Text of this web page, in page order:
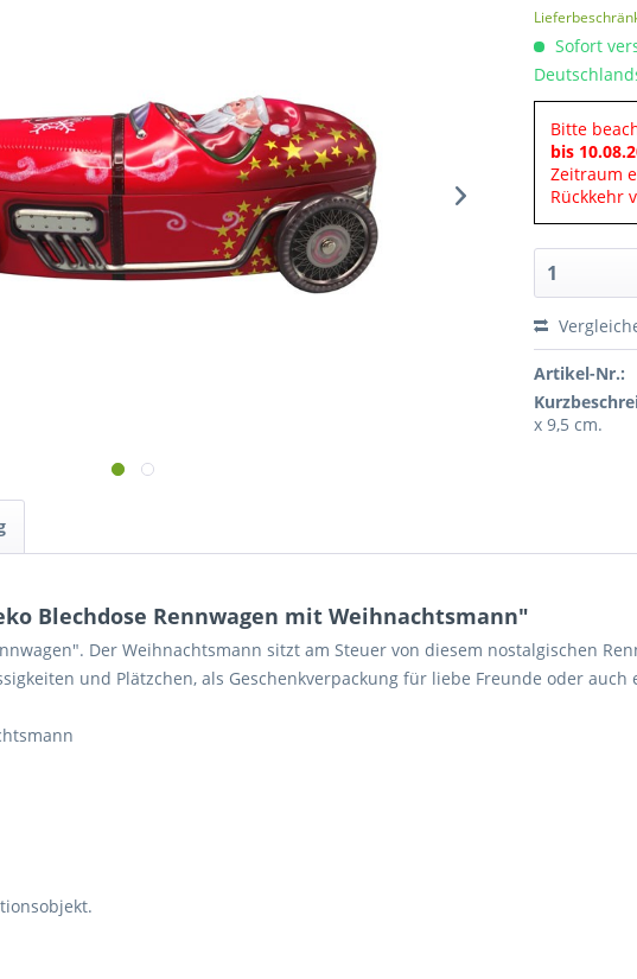
Sofort
Bitte
bis
Zeitraum
Rückkehr
Artikel-Nr.:
x 9,5 cm.
Blechdose Rennwagen mit Weihnachtsmann"
Der Weihnachtsmann sitzt am Steuer von diesem nostalgischen
und Plätzchen, als Geschenkverpackung für liebe Freunde oder auch